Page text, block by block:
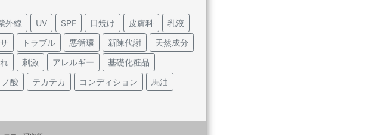
外線 UV SPF 日焼け 皮膚科
乳液
トラブル 悪循環 新陳代謝
天然成分
刺激 アレルギー
基礎化粧品
酸 テカテカ コンディション
馬油